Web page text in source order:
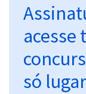
Blog
acesse
só